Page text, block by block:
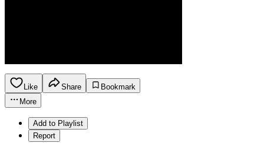
Like Share
Bookmark
More
Add to Playlist
Report